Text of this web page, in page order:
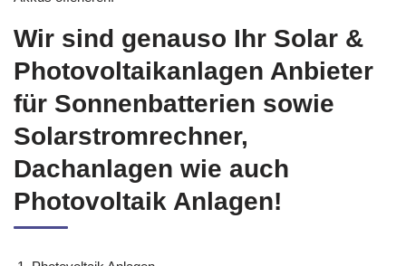
Akkus offerieren.
Wir sind genauso Ihr Solar &
Photovoltaikanlagen Anbieter
für Sonnenbatterien sowie
Solarstromrechner,
Dachanlagen wie auch